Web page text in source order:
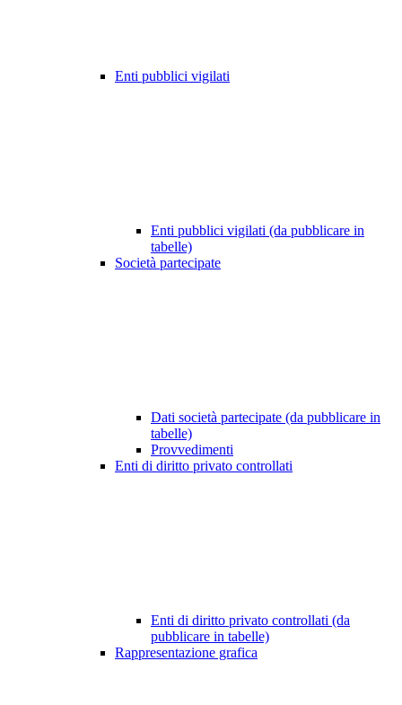
Enti pubblici vigilati
Enti pubblici vigilati (da pubblicare in
tabelle)
Società partecipate
Dati società partecipate (da pubblicare in
tabelle)
Provvedimenti
Enti di diritto privato controllati
Enti di diritto privato controllati (da
pubblicare in tabelle)
Rappresentazione grafica